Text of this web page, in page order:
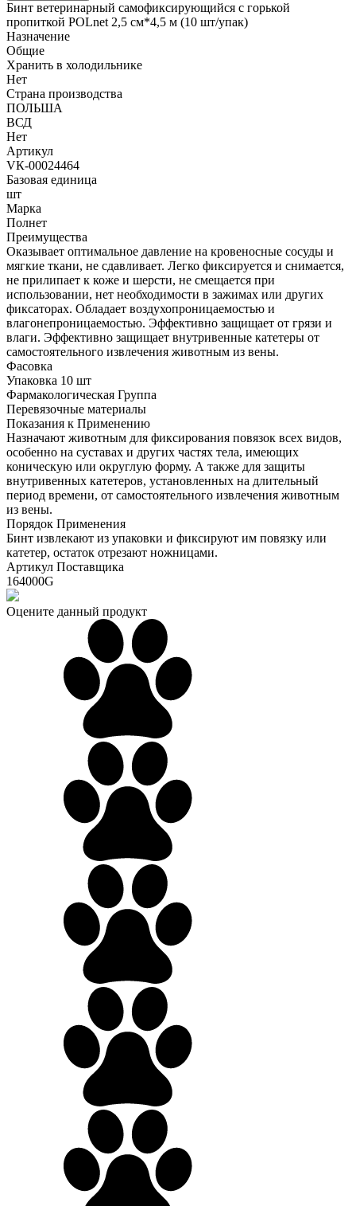
Бинт ветеринарный самофиксирующийся с горькой
пропиткой POLnet 2,5 см*4,5 м (10 шт/упак)
Назначение
Общие
Хранить в холодильнике
Нет
Страна производства
ПОЛЬША
ВСД
Нет
Артикул
VК-00024464
Базовая единица
шт
Марка
Полнет
Преимущества
Оказывает оптимальное давление на кровеносные сосуды и
мягкие ткани, не сдавливает. Легко фиксируется и снимается,
не прилипает к коже и шерсти, не смещается при
использовании, нет необходимости в зажимах или других
фиксаторах. Обладает воздухопроницаемостью и
влагонепроницаемостью. Эффективно защищает от грязи и
влаги. Эффективно защищает внутривенные катетеры от
самостоятельного извлечения животным из вены.
Фасовка
Упаковка 10 шт
Фармакологическая Группа
Перевязочные материалы
Показания к Применению
Назначают животным для фиксирования повязок всех видов,
особенно на суставах и других частях тела, имеющих
коническую или округлую форму. А также для защиты
внутривенных катетеров, установленных на длительный
период времени, от самостоятельного извлечения животным
из вены.
Порядок Применения
Бинт извлекают из упаковки и фиксируют им повязку или
катетер, остаток отрезают ножницами.
Артикул Поставщика
164000G
Оцените данный продукт